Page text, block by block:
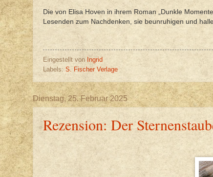
Die von Elisa Hoven in ihrem Roman „Dunkle
Lesenden zum Nachdenken, sie beunruhigen und
Eingestellt von Ingrid
Labels: S. Fischer Verlage
Dienstag, 25. Februar 2025
Rezension: Der